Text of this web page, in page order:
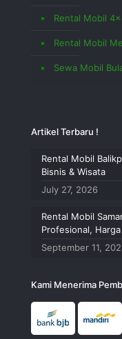
Rental Mobil
Rental Mobil
Sewa Mobil
Artikel Terbaru !
Rental Mobil
Bisnis & Wisata
July 27, 2026
Rental Mobil
Profesional,
September 11,
Kami Menerima